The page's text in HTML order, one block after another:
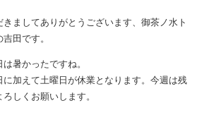
ましてありがとうございます、御茶ノ水ト
田です。
暑かったですね。
に加えて土曜日が休業となります。今週は残
しくお願いします。